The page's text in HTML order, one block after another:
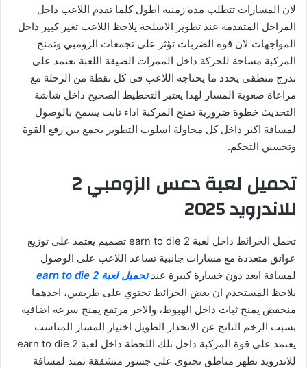
لان المسارات تتطلب مدة زمنية اطول كلما تقدم اللاعب داخل
المراحل المتقدمة عند تطوير الاسلحة يلاحظ اللاعب تغير كبير داخل
المواجهات لان قوة الضربات تؤثر على تجمعات الزومبي وتمنح
المركبة مساحة للحركة داخل الممرات الضيقة اللعبة تعتمد على
تدرج منطقي يحدد ما يحتاجه اللاعب في كل نقطة من الرحلة مع
مراعاة صعوبة المسار لهذا يعتبر التخطيط الصحيح داخل شاشة
التحديث خطوة ضرورية تمنح المركبة اداء ثابت يسمح بالوصول
لمسافة اكبر داخل كل محاولة اسلوب التطوير يجمع بين رفع القوة
وتحسين التحكم.
تحميل لعبة دعس الزومبي 2
للاندرويد 2025
تحمل الخرائط داخل لعبة earn to die 2 تصميم يعتمد على توزيع
عوائق متعددة مع مسارات جانبية تساعد اللاعب على الوصول
لمسافة ابعد دون خسارة كبيرة عندتحميل لعبة earn to die 2
يلاحظ المستخدم ان بعض الخرائط تحتوي على طريقين، احدهما
منخفض يمنح ثبات داخل الهبوط، والاخر مرتفع يمنح سرعة اضافية
بسبب الزخم الناتج عن الانحدار الطويل اختيار المسار المناسب
يعتمد على قوة المركبة داخل تلك اللحظة داخل لعبة earn to die 2
للاندرويد تظهر مناطق تحتوي على جسور متشققة تمتد لمسافة